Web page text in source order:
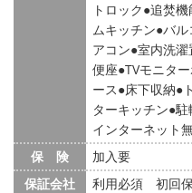
トロック 追焚機
ムキッチン バル
アコン 室内洗濯
便座 TVモニタ
ース 床下収納
ターキッチン 駐
インターネット
保 険
加入要
保証会社
利用必須 初回